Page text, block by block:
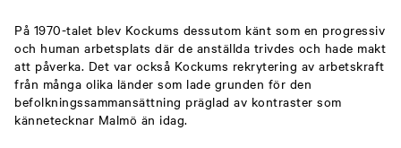
På 1970-talet blev Kockums dessutom känt som en progressiv
och human arbetsplats där de anställda trivdes och hade makt
att påverka. Det var också Kockums rekrytering av arbetskraft
från många olika länder som lade grunden för den
befolkningssammansättning präglad av kontraster som
kännetecknar Malmö än idag.